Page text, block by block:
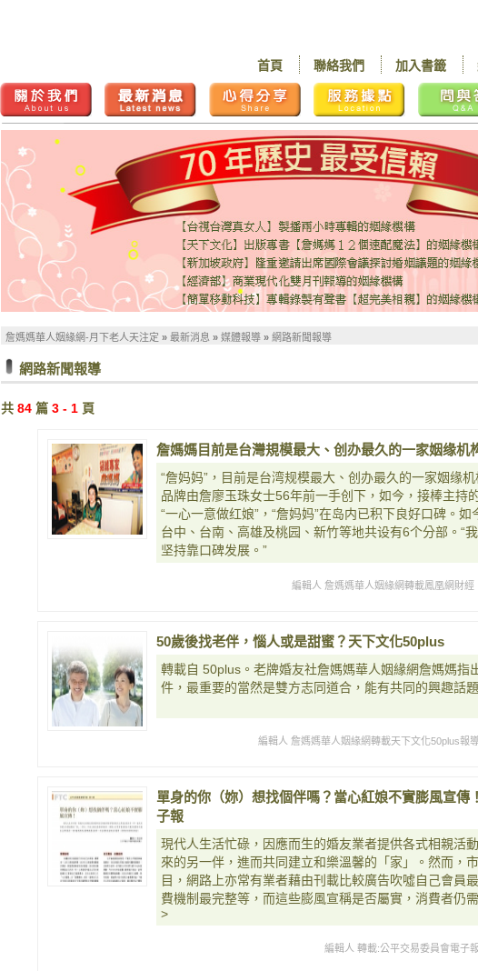
加入書籤
聯絡我們
首頁
詹媽媽華人姻緣網-月下老人天注定 » 最新消息 » 媒體報導 » 網路新聞報導
網路新聞報導
共 84 篇 3 - 1 頁
詹媽媽目前是台灣規模最大、创办最久的一家姻缘机
“詹妈妈”，目前是台湾规模最大、创办最久的一家姻缘
品牌由詹廖玉珠女士56年前一手创下，如今，接棒主持
“一心一意做红娘”，“詹妈妈”在岛内已积下良好口碑。如
台中、台南、高雄及桃园、新竹等地共设有6个分部。“
坚持靠口碑发展。”
編輯人 詹媽媽華人姻緣網轉載鳳凰網財經
50歲後找老伴，惱人或是甜蜜？天下文化50plus
轉載自 50plus。老牌婚友社詹媽媽華人姻緣網詹媽媽指
件，最重要的當然是雙方志同道合，能有共同的興趣話題
編輯人 詹媽媽華人姻緣網轉載天下文化50plus報
單身的你（妳）想找個伴嗎？當心紅娘不實膨風宣傳
子報
現代人生活忙碌，因應而生的婚友業者提供各式相親活
來的另一伴，進而共同建立和樂溫馨的「家」。然而，
目，網路上亦常有業者藉由刊載比較廣告吹噓自己會員
費機制最完整等，而這些膨風宣稱是否屬實，消費者仍
>
編輯人 轉載:公平交易委員會電子報